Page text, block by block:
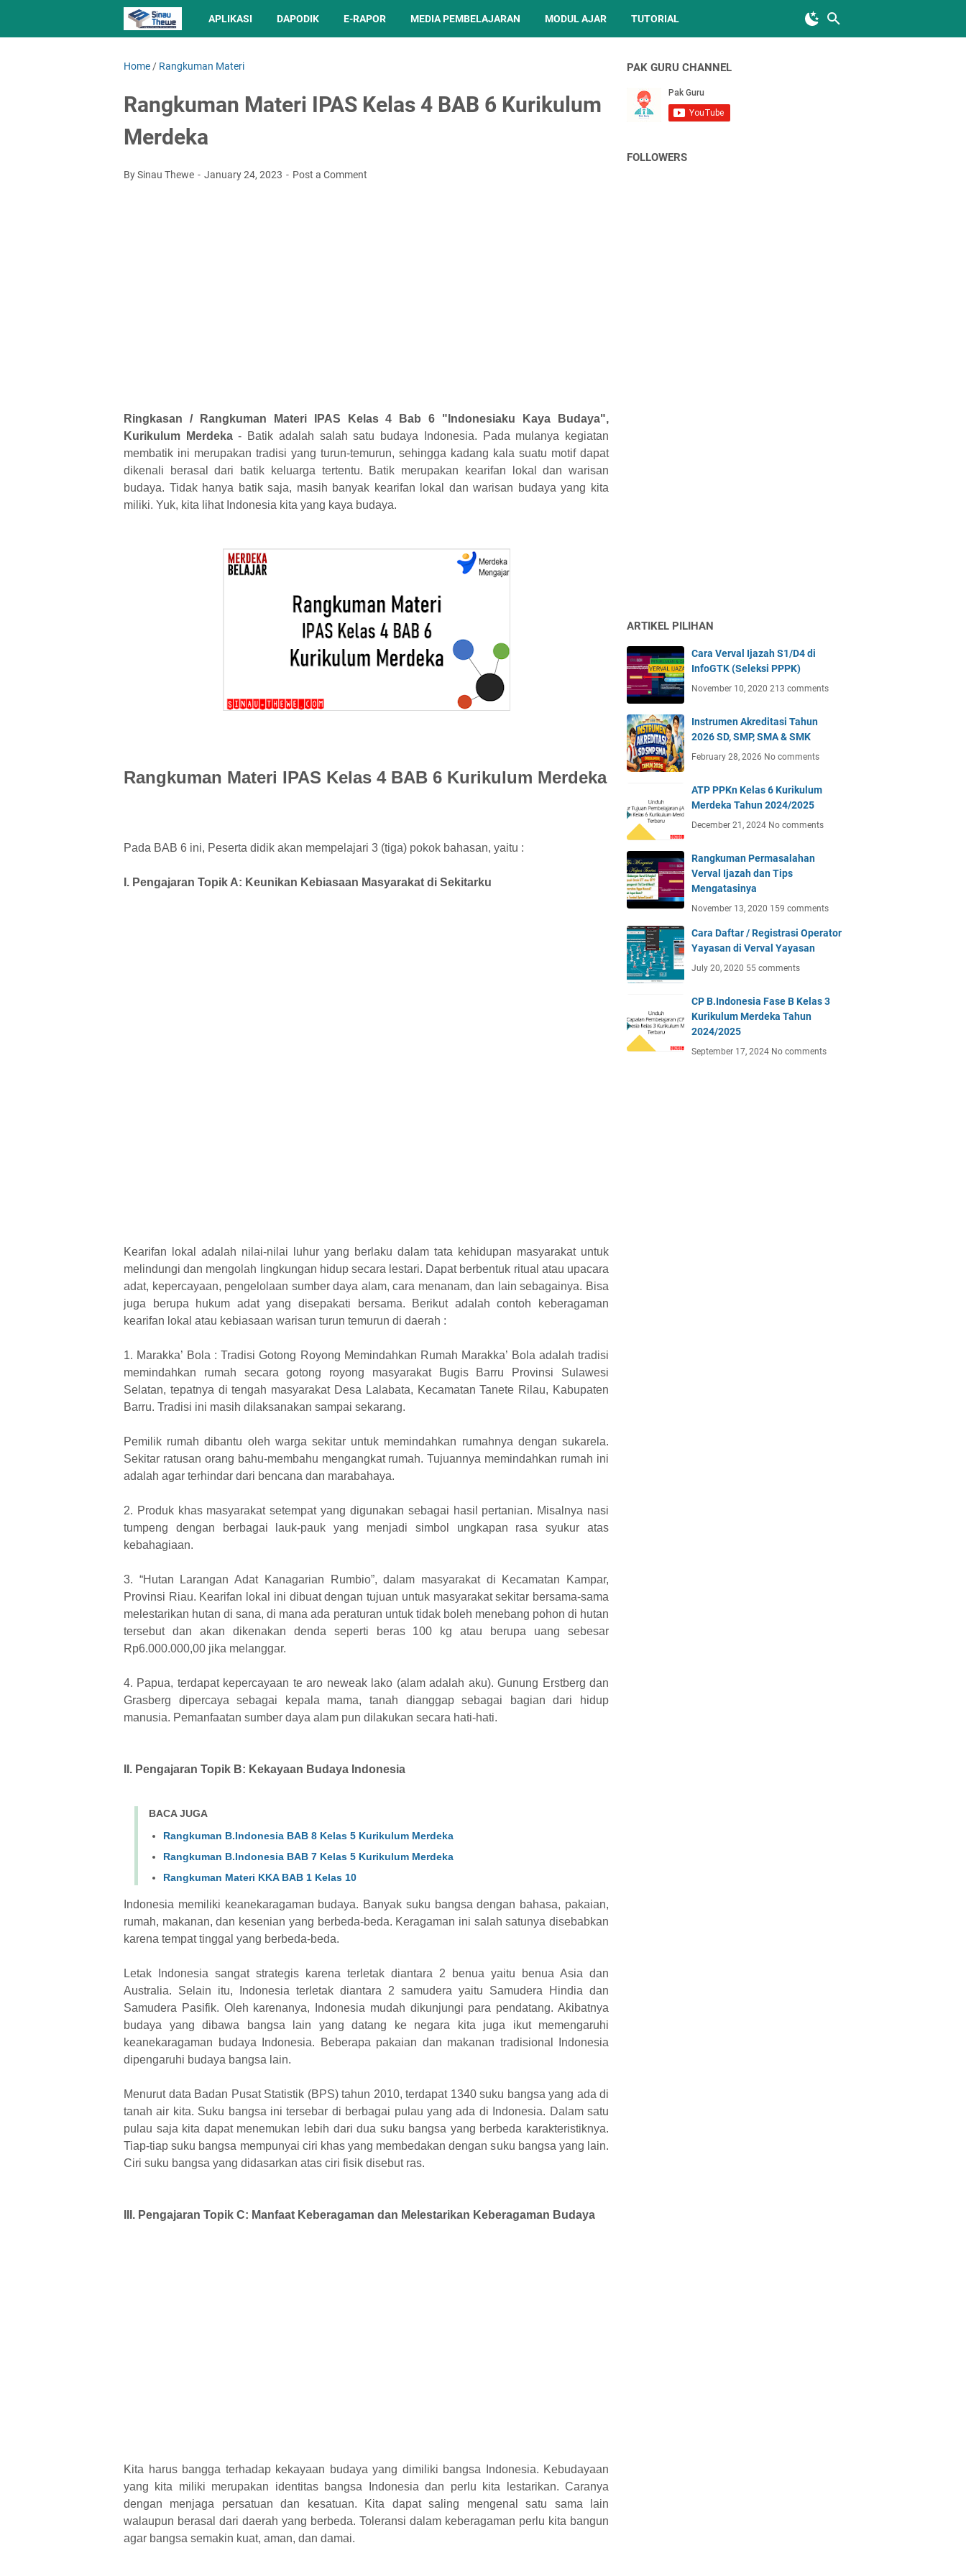
APLIKASI DAPODIK E-RAPOR MEDIA PEMBELAJARAN MODUL AJAR TUTORIAL
Home / Rangkuman Materi
Rangkuman Materi IPAS Kelas 4 BAB 6 Kurikulum
Merdeka
By Sinau Thewe January 24, 2023 Post a Comment
Ringkasan / Rangkuman Materi IPAS Kelas 4 Bab 6 "Indonesiaku Kaya Budaya",
Kurikulum Merdeka- Batik adalah salah satu budaya Indonesia. Pada mulanya kegiatan
membatik ini merupakan tradisi yang turun-temurun, sehingga kadang kala suatu motif dapat
dikenali berasal dari batik keluarga tertentu. Batik merupakan kearifan lokal dan warisan
budaya. Tidak hanya batik saja, masih banyak kearifan lokal dan warisan budayayang kita
miliki. Yuk, kita lihat Indonesia kita yang kaya budaya.
Rangkuman Materi IPAS Kelas 4 BAB 6 Kurikulum Merdeka
Pada BAB 6 ini, Peserta didik akan mempelajari 3 (tiga) pokok bahasan, yaitu :
I. Pengajaran Topik A: Keunikan Kebiasaan Masyarakat di Sekitarku
Kearifan lokal adalah nilai-nilai luhur yang berlaku dalam tata kehidupan masyarakat untuk
melindungi dan mengolah lingkungan hidup secara lestari. Dapat berbentuk ritual atau upacara
adat, kepercayaan, pengelolaan sumber daya alam, cara menanam, dan lain sebagainya. Bisa
juga berupa hukum adat yang disepakati bersama. Berikut adalah contoh keberagaman
kearifan lokal atau kebiasaan warisan turun temurun di daerah :
1. Marakka’ Bola : Tradisi Gotong Royong Memindahkan Rumah Marakka’ Bola adalah tradisi
memindahkan rumah secara gotong royong masyarakat Bugis Barru Provinsi Sulawesi
Selatan, tepatnya di tengah masyarakat Desa Lalabata, Kecamatan Tanete Rilau, Kabupaten
Barru. Tradisi ini masih dilaksanakan sampai sekarang.
Pemilik rumah dibantu oleh warga sekitar untuk memindahkan rumahnya dengan sukarela.
Sekitar ratusan orang bahu-membahu mengangkat rumah. Tujuannya memindahkan rumah ini
adalah agar terhindar dari bencana dan marabahaya.
2. Produk khas masyarakat setempat yang digunakan sebagai hasil pertanian. Misalnya nasi
tumpeng dengan berbagai lauk-pauk yang menjadi simbol ungkapan rasa syukur atas
kebahagiaan.
3. “Hutan Larangan Adat Kanagarian Rumbio”, dalam masyarakat di Kecamatan Kampar,
Provinsi Riau. Kearifan lokal ini dibuat dengan tujuan untuk masyarakat sekitar bersama-sama
melestarikan hutan di sana, di mana ada peraturan untuk tidak boleh menebang pohon di hutan
tersebut dan akan dikenakan denda seperti beras 100 kg atau berupa uang sebesar
Rp6.000.000,00 jika melanggar.
4. Papua, terdapat kepercayaan te aro neweak lako (alam adalah aku). Gunung Erstberg dan
Grasberg dipercaya sebagai kepala mama, tanah dianggap sebagai bagian dari hidup
manusia. Pemanfaatan sumber daya alam pun dilakukan secara hati-hati.
II. Pengajaran Topik B: Kekayaan Budaya Indonesia
BACA JUGA
Rangkuman B.Indonesia BAB 8 Kelas 5 Kurikulum Merdeka
Rangkuman B.Indonesia BAB 7 Kelas 5 Kurikulum Merdeka
Rangkuman Materi KKA BAB 1 Kelas 10
Indonesia memiliki keanekaragaman budaya. Banyak suku bangsa dengan bahasa, pakaian,
rumah, makanan, dan kesenian yang berbeda-beda. Keragaman ini salah satunya disebabkan
karena tempat tinggal yang berbeda-beda.
Letak Indonesia sangat strategis karena terletak diantara 2 benua yaitu benua Asia dan
Australia. Selain itu, Indonesia terletak diantara 2 samudera yaitu Samudera Hindia dan
Samudera Pasifik. Oleh karenanya, Indonesia mudah dikunjungi para pendatang. Akibatnya
budaya yang dibawa bangsa lain yang datang ke negara kita juga ikut memengaruhi
keanekaragaman budaya Indonesia. Beberapa pakaian dan makanan tradisional Indonesia
dipengaruhi budaya bangsa lain.
Menurut data Badan Pusat Statistik (BPS) tahun 2010, terdapat 1340 suku bangsa yang ada di
tanah air kita. Suku bangsa ini tersebar di berbagai pulau yang ada di Indonesia. Dalam satu
pulau saja kita dapat menemukan lebih dari dua suku bangsa yang berbeda karakteristiknya.
Tiap-tiap suku bangsa mempunyai ciri khas yang membedakan dengan suku bangsa yang lain.
Ciri suku bangsa yang didasarkan atas ciri fisik disebut ras.
III. Pengajaran Topik C: Manfaat Keberagaman dan Melestarikan Keberagaman Budaya
Kita harus bangga terhadap kekayaan budaya yang dimiliki bangsa Indonesia. Kebudayaan
yang kita miliki merupakan identitas bangsa Indonesia dan perlu kita lestarikan. Caranya
dengan menjaga persatuan dan kesatuan. Kita dapat saling mengenal satu sama lain
walaupun berasal dari daerah yang berbeda. Toleransi dalam keberagaman perlu kita bangun
agar bangsa semakin kuat, aman, dan damai.
PAK GURU CHANNEL
FOLLOWERS
ARTIKEL PILIHAN
Cara Verval Ijazah S1/D4 di
InfoGTK (Seleksi PPPK)
November 10, 2020 213 comments
Instrumen Akreditasi Tahun
2026 SD, SMP, SMA & SMK
February 28, 2026 No comments
ATP PPKn Kelas 6 Kurikulum
Merdeka Tahun 2024/2025
December 21, 2024 No comments
Rangkuman Permasalahan
Verval Ijazah dan Tips
Mengatasinya
November 13, 2020 159 comments
Cara Daftar / Registrasi Operator
Yayasan di Verval Yayasan
July 20, 2020 55 comments
CP B.Indonesia Fase B Kelas 3
Kurikulum Merdeka Tahun
2024/2025
September 17, 2024 No comments